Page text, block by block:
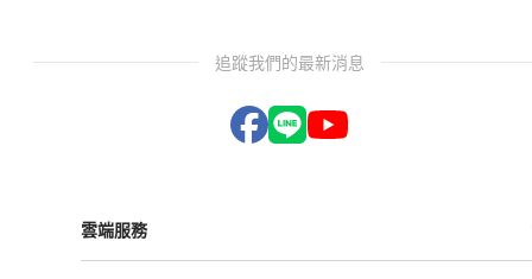
追蹤我們的最新消息
雲端服務